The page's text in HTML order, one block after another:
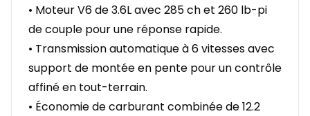
• Moteur V6 de 3.6L avec 285 ch et 260 lb-pi
de couple pour une réponse rapide.
• Transmission automatique à 6 vitesses avec
support de montée en pente pour un contrôle
affiné en tout-terrain.
• Économie de carburant combinée de 12.2